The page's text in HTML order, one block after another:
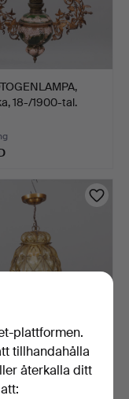
18-/1900-tal.
Rökfärgad glas,
plattformen.
tillhandahålla
återkalla ditt